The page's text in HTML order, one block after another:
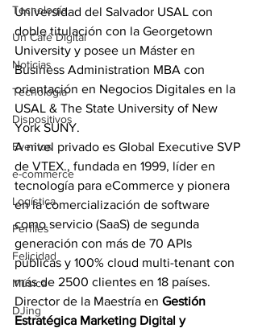
Tecnología
Un Café Digital
Noticias
Tecnología
Dispositivos
Eventos
e-commerce
Logística
Perfiles
Felicidad
Música
DJing
Universidad del Salvador USAL con
doble titulación con la Georgetown
University y posee un Máster en
Business Administration MBA con
orientación en Negocios Digitales en la
USAL & The State University of New
York SUNY.
A nivel privado es Global Executive SVP
de VTEX., fundada en 1999, líder en
tecnología para eCommerce y pionera
en la comercialización de software
como servicio (SaaS) de segunda
generación con más de 70 APIs
públicas y 100% cloud multi-tenant con
más de 2500 clientes en 18 países.
Director de la Maestría en Gestión
Estratégica Marketing Digital y